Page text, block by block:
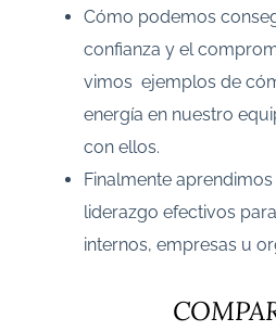
Cómo podemos
confianza y el
vimos ejemplos de
energía en nuestro
con ellos.
Finalmente
liderazgo efectivos
internos, empresas u